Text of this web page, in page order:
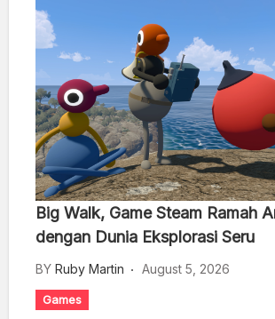
Big Walk, Game Steam Ramah
dengan Dunia Eksplorasi Seru
BY Ruby Martin August 5, 2026
Games